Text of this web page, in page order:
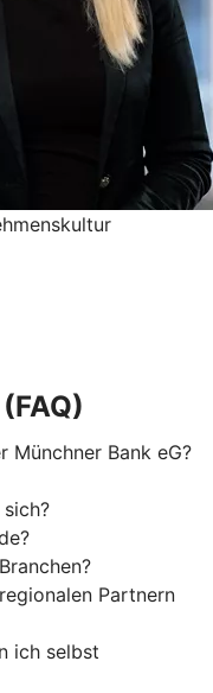
Münchner Bank eG?
Partnern
ich selbst